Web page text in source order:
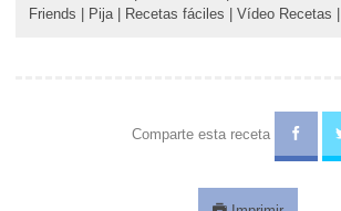
Friends | Pija | Recetas fáciles | Vídeo Recetas |
Comparte esta receta